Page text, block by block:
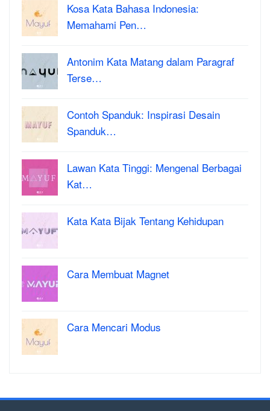
Kosa Kata Bahasa Indonesia:
Memahami Pen…
Antonim Kata Matang dalam Paragraf
Terse…
Contoh Spanduk: Inspirasi Desain
Spanduk…
Lawan Kata Tinggi: Mengenal Berbagai
Kat…
Kata Kata Bijak Tentang Kehidupan
Cara Membuat Magnet
Cara Mencari Modus